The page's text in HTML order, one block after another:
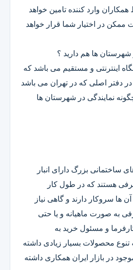
وارد کننده تامین خواهد
ممکن در اختیار شما قرار خواهد
شهرستان ها هم دارید ؟
اینترنتی و مستقیم می باشد که
دفتر اصلی که در تهران می باشد
نمایندگی در شهرستان ها
ساختمانی بزرگ دارای انبار
هستند که در طول کار
آن ها سروکار دارند و گاهی نیاز
به صورت ماهیانه و یا حتی
و مسئول خرید به
تنوع محصولات بسیار زیادی داشته
در بازار ایران همکاری داشته